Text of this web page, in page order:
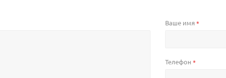
Ваше имя *
Телефон *